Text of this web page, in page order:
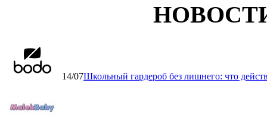
14/07Школьный гардероб без лишнего: что